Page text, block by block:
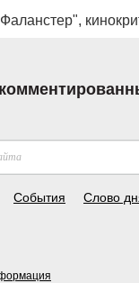
События Слово